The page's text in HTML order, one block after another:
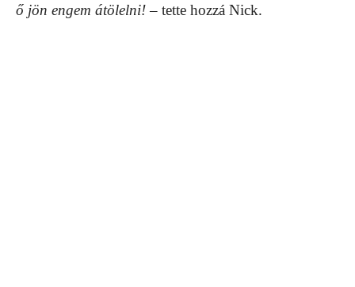
ő jön engem átölelni!– tette hozzá Nick.